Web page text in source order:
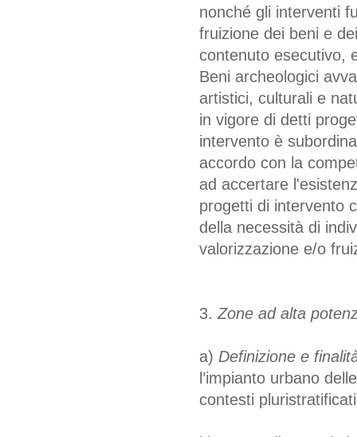
nonché gli interventi
fruizione dei beni e
contenuto esecutivo,
Beni archeologici
artistici, culturali e
in vigore di detti
intervento è
accordo con la
ad accertare
progetti di intervento
della necessità di
valorizzazione e/o
3. Zone ad alta
a) Definizione e
l’impianto urbano
contesti